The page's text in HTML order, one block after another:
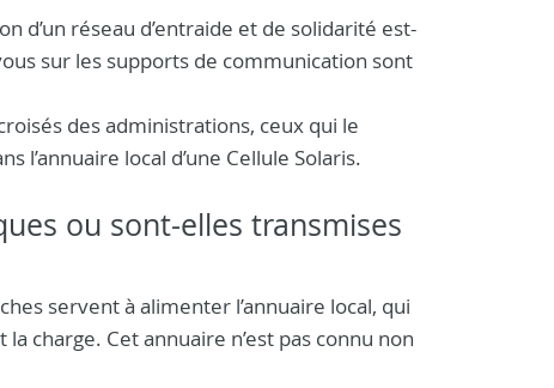
d’un réseau d’entraide et de solidarité est-
sur les supports de communication sont
des administrations, ceux qui le
l’annuaire local d’une Cellule Solaris.
ou sont-elles transmises
servent à alimenter l’annuaire local, qui
charge. Cet annuaire n’est pas connu non